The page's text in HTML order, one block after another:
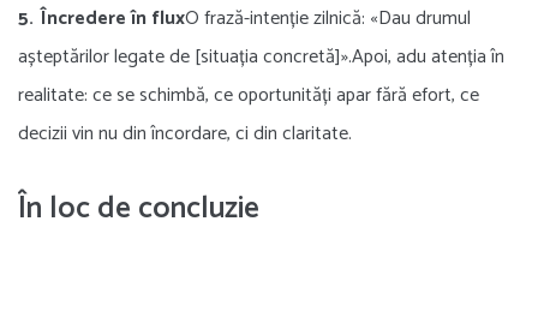
Încredere în fluxO frază-intenție zilnică: «Dau drumul
așteptărilor legate de [situația concretă]».Apoi, adu atenția în
realitate: ce se schimbă, ce oportunități apar fără efort, ce
decizii vin nu din încordare, ci din claritate.
În loc de concluzie